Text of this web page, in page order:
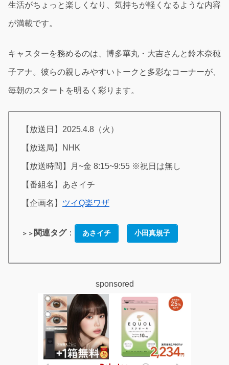
生活がちょっと楽しくなり、気持ちが軽くなるような内容
が満載です。
キャスターを務めるのは、博多華丸・大吉さんと鈴木奈穂
子アナ。彼らの親しみやすいトークと多彩なコーナーが、
毎朝のスタートを明るく彩ります。
【放送日】2025.4.8（火）
【放送局】NHK
【放送時間】月~金 8:15~9:55 ※祝日は無し
【番組名】あさイチ
【企画名】 ツイQ楽ワザ
＞＞ 関連タグ： あさイチ 小田真規子
sponsored